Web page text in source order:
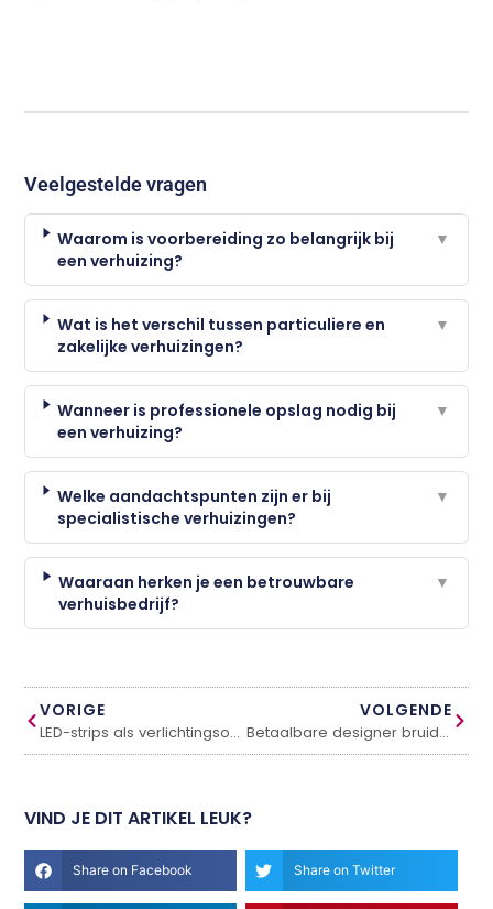
Veelgestelde vragen
Waarom is voorbereiding zo belangrijk bij
een verhuizing?
▼
Wat is het verschil tussen particuliere en
zakelijke verhuizingen?
▼
Wanneer is professionele opslag nodig bij
een verhuizing?
▼
Welke aandachtspunten zijn er bij
specialistische verhuizingen?
▼
Waaraan herken je een betrouwbare
verhuisbedrijf?
▼
VORIGE
LED-strips als verlichtingsoplossing
VOLGENDE
Betaalbare designer bruidsmode voor een stijlvolle dag
VIND JE DIT ARTIKEL LEUK?
Share on Facebook Share on Twitter